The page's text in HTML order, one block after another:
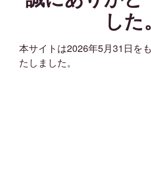
した。
本サイトは2026年5月31日を
たしました。